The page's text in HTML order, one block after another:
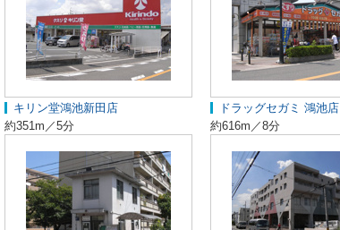
キリン堂鴻池新田店
約351m／5分
ドラッグセガミ 鴻池店
約616m／8分